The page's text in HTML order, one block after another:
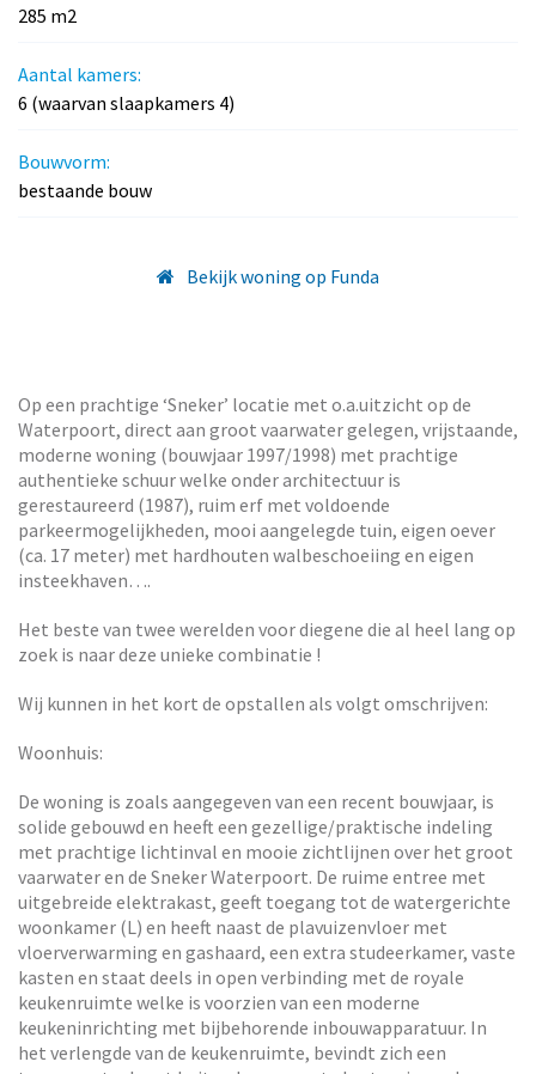
285 m2
Aantal kamers:
6 (waarvan slaapkamers 4)
Bouwvorm:
bestaande bouw
Bekijk woning op Funda
Op een prachtige ‘Sneker’ locatie met o.a.uitzicht op de
Waterpoort, direct aan groot vaarwater gelegen, vrijstaande,
moderne woning (bouwjaar 1997/1998) met prachtige
authentieke schuur welke onder architectuur is
gerestaureerd (1987), ruim erf met voldoende
parkeermogelijkheden, mooi aangelegde tuin, eigen oever
(ca. 17 meter) met hardhouten walbeschoeiing en eigen
insteekhaven….
Het beste van twee werelden voor diegene die al heel lang op
zoek is naar deze unieke combinatie !
Wij kunnen in het kort de opstallen als volgt omschrijven:
Woonhuis:
De woning is zoals aangegeven van een recent bouwjaar, is
solide gebouwd en heeft een gezellige/praktische indeling
met prachtige lichtinval en mooie zichtlijnen over het groot
vaarwater en de Sneker Waterpoort. De ruime entree met
uitgebreide elektrakast, geeft toegang tot de watergerichte
woonkamer (L) en heeft naast de plavuizenvloer met
vloerverwarming en gashaard, een extra studeerkamer, vaste
kasten en staat deels in open verbinding met de royale
keukenruimte welke is voorzien van een moderne
keukeninrichting met bijbehorende inbouwapparatuur. In
het verlengde van de keukenruimte, bevindt zich een